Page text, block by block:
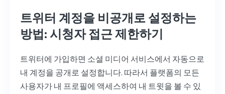
트위터 계정을 비공개로 설정하는
방법: 시청자 접근 제한하기
트위터에 가입하면 소셜 미디어 서비스에서 자동으로
내 계정을 공개로 설정합니다. 따라서 플랫폼의 모든
사용자가 내 프로필에 액세스하여 내 트윗을 볼 수 있